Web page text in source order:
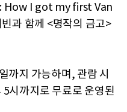
: How I got my first Van
과 함께 <명작의 금고>
까지 가능하며, 관람 시
시까지로 무료로 운영된